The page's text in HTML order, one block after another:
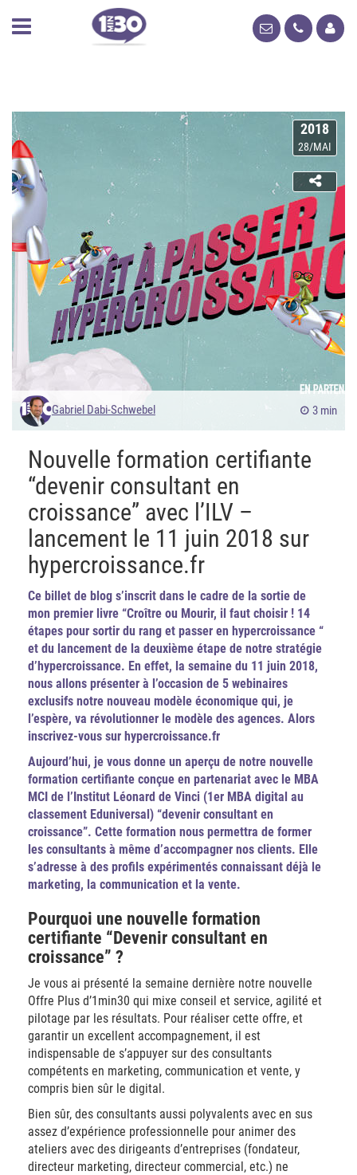
2018
28/MAI
Gabriel Dabi-Schwebel 3 min
Nouvelle formation certifiante
“devenir consultant en
croissance” avec l’ILV –
lancement le 11 juin 2018 sur
hypercroissance.fr
Ce billet de blog s’inscrit dans le cadre de la sortie de
mon premier livre “Croître ou Mourir, il faut choisir ! 14
étapes pour sortir du rang et passer en hypercroissance “
et du lancement de la deuxième étape de notre stratégie
d’hypercroissance. En effet, la semaine du 11 juin 2018,
nous allons présenter à l’occasion de 5 webinaires
exclusifs notre nouveau modèle économique qui, je
l’espère, va révolutionner le modèle des agences. Alors
inscrivez-vous sur hypercroissance.fr
Aujourd’hui, je vous donne un aperçu de notre nouvelle
formation certifiante conçue en partenariat avec le MBA
MCI de l’Institut Léonard de Vinci (1er MBA digital au
classement Eduniversal) “devenir consultant en
croissance”. Cette formation nous permettra de former
les consultants à même d’accompagner nos clients. Elle
s’adresse à des profils expérimentés connaissant déjà le
marketing, la communication et la vente.
Pourquoi une nouvelle formation
certifiante “Devenir consultant en
croissance” ?
Je vous ai présenté la semaine dernière notre nouvelle
Offre Plus d’1min30 qui mixe conseil et service, agilité et
pilotage par les résultats. Pour réaliser cette offre, et
garantir un excellent accompagnement, il est
indispensable de s’appuyer sur des consultants
compétents en marketing, communication et vente, y
compris bien sûr le digital.
Bien sûr, des consultants aussi polyvalents avec en sus
assez d’expérience professionnelle pour animer des
ateliers avec des dirigeants d’entreprises (fondateur,
directeur marketing, directeur commercial, etc.) ne